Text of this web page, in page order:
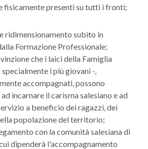
fisicamente presenti su tutti i fronti;
subìto in
Formazione Professionale;
che i laici della Famiglia
specialmente i più giovani -,
accompagnati, possono
incarnare il carisma salesiano e ad
a beneficio dei ragazzi, dei
popolazione del territorio;
con la comunità salesiana di
dipenderà l'accompagnamento